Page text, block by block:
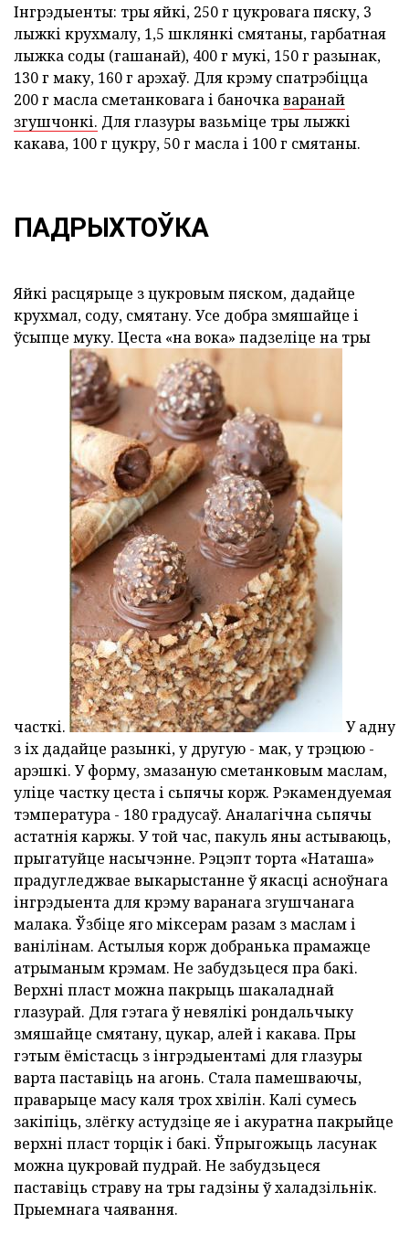
Інгрэдыенты: тры яйкі, 250 г цукровага пяску, 3
лыжкі крухмалу, 1,5 шклянкі смятаны, гарбатная
лыжка соды (гашанай), 400 г мукі, 150 г разынак,
130 г маку, 160 г арэхаў. Для крэму спатрэбіцца
200 г масла сметанковага і баночкаваранай
згушчонкі. Для глазуры вазьміце тры лыжкі
какава, 100 г цукру, 50 г масла і 100 г смятаны.
ПАДРЫХТОЎКА
Яйкі расцярыце з цукровым пяском, дадайце
крухмал, соду, смятану. Усе добра змяшайце і
ўсыпце муку. Цеста «на вока» падзеліце на тры
часткі.
У адну
з іх дадайце разынкі, у другую - мак, у трэцюю -
арэшкі. У форму, змазаную сметанковым маслам,
уліце частку цеста і сьпячы корж. Рэкамендуемая
тэмпература - 180 градусаў. Аналагічна сьпячы
астатнія каржы. У той час, пакуль яны астываюць,
прыгатуйце насычэнне. Рэцэпт торта «Наташа»
прадугледжвае выкарыстанне ў якасці асноўнага
інгрэдыента для крэму варанага згушчанага
малака. Ўзбіце яго міксерам разам з маслам і
ванілінам. Астылыя корж добранька прамажце
атрыманым крэмам. Не забудзьцеся пра бакі.
Верхні пласт можна пакрыць шакаладнай
глазурай. Для гэтага ў невялікі рондальчыку
змяшайце смятану, цукар, алей і какава. Пры
гэтым ёмістасць з інгрэдыентамі для глазуры
варта паставіць на агонь. Стала памешваючы,
праварыце масу каля трох хвілін. Калі сумесь
закіпіць, злёгку астудзіце яе і акуратна пакрыйце
верхні пласт торцік і бакі. Ўпрыгожыць ласунак
можна цукровай пудрай. Не забудзьцеся
паставіць страву на тры гадзіны ў халадзільнік.
Прыемнага чаявання.